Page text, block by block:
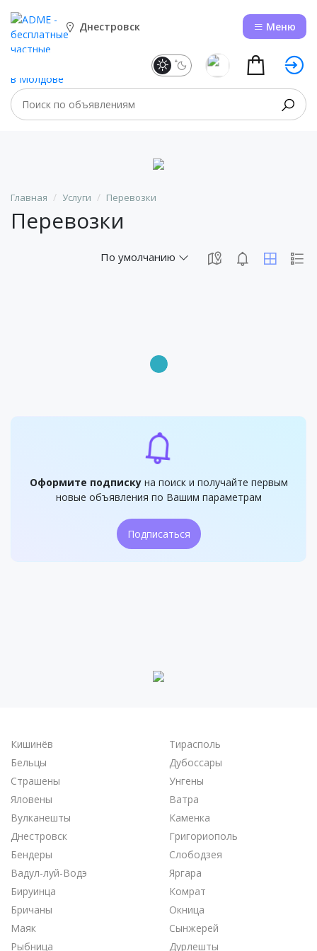
Днестровск Меню
Главная Услуги Перевозки
Перевозки
По умолчанию
Оформите подпискуна поиск и получайте первым
новые объявления по Вашим параметрам
Подписаться
Кишинёв
Бельцы
Страшены
Яловены
Вулканешты
Днестровск
Бендеры
Вадул-луй-Водэ
Тирасполь
Дубоссары
Унгены
Ватра
Каменка
Григориополь
Слободзея
Яргара
Бируинца
Бричаны
Маяк
Рыбница
Комрат
Окница
Сынжерей
Дурлешты